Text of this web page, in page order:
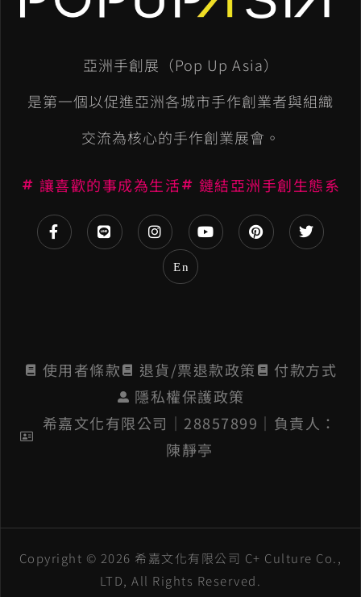
亞洲手創展（Pop Up Asia）
是第一個以促進亞洲各城市手作創業者與組織
交流為核心的手作創業展會。
讓喜歡的事成為生活 鏈結亞洲手創生態系
En
使用者條款 退貨/票退款政策
付款方式
隱私權保護政策
希嘉文化有限公司│28857899│負責人：
陳靜亭
t
n
i
Copyright © 2026 希嘉文化有限公司 C+ Culture Co.,
LTD, All Rights Reserved.